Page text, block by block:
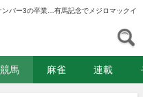
バー3の卒業…有馬記念でメジロマックイ
競馬 麻雀 連載